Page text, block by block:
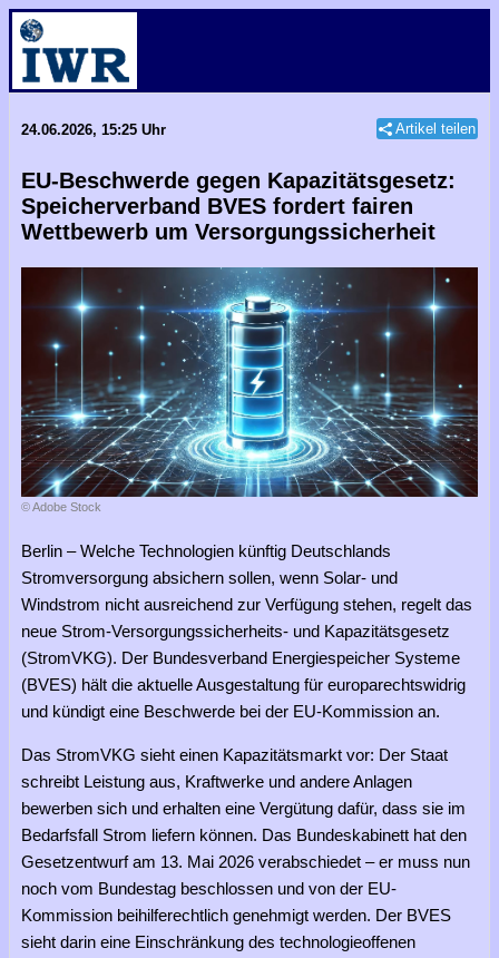
24.06.2026, 15:25 Uhr Artikel teilen
EU-Beschwerde gegen Kapazitätsgesetz:
Speicherverband BVES fordert fairen
Wettbewerb um Versorgungssicherheit
© Adobe Stock
Berlin – Welche Technologien künftig Deutschlands
Stromversorgung absichern sollen, wenn Solar- und
Windstrom nicht ausreichend zur Verfügung stehen, regelt das
neue Strom-Versorgungssicherheits- und Kapazitätsgesetz
(StromVKG). Der Bundesverband Energiespeicher Systeme
(BVES) hält die aktuelle Ausgestaltung für europarechtswidrig
und kündigt eine Beschwerde bei der EU-Kommission an.
Das StromVKG sieht einen Kapazitätsmarkt vor: Der Staat
schreibt Leistung aus, Kraftwerke und andere Anlagen
bewerben sich und erhalten eine Vergütung dafür, dass sie im
Bedarfsfall Strom liefern können. Das Bundeskabinett hat den
Gesetzentwurf am 13. Mai 2026 verabschiedet – er muss nun
noch vom Bundestag beschlossen und von der EU-
Kommission beihilferechtlich genehmigt werden. Der BVES
sieht darin eine Einschränkung des technologieoffenen